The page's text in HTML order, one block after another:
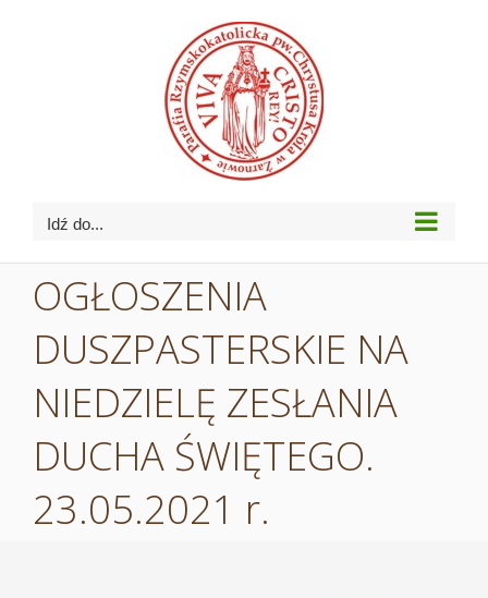
Idź do...
OGŁOSZENIA
DUSZPASTERSKIE NA
NIEDZIELĘ ZESŁANIA
DUCHA ŚWIĘTEGO.
23.05.2021 r.